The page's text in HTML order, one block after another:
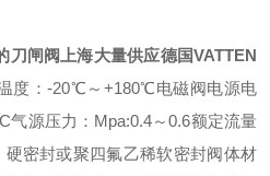
刀闸阀 上海大量供应德国VATTEN
度：-20℃ ～ +180℃电磁阀电源电
气源压力： Mpa:0.4～0.6额定流量
硬密封或聚四氟乙稀软密封阀体材